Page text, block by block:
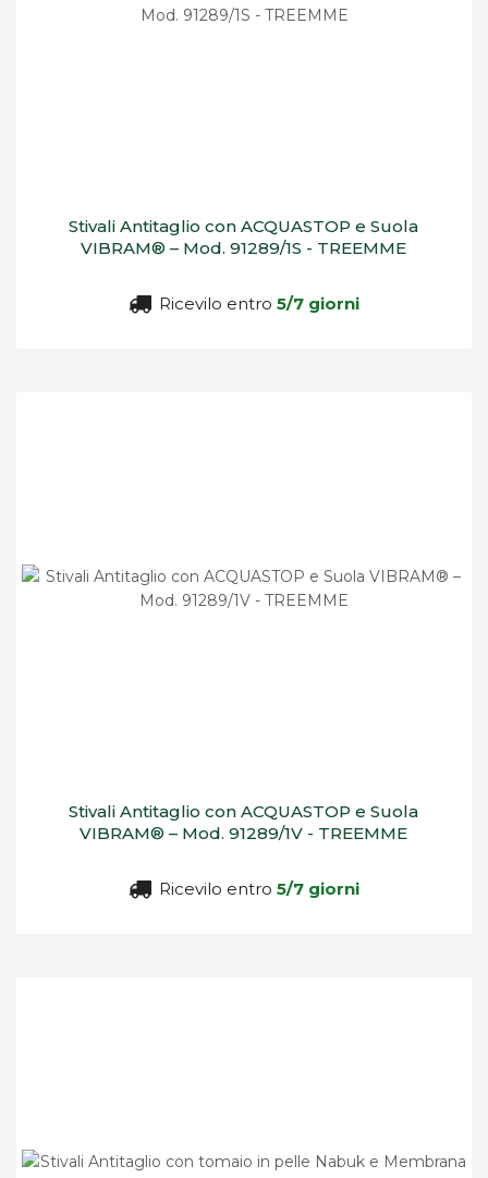
Stivali Antitaglio con ACQUASTOP e Suola
VIBRAM® – Mod. 91289/1S - TREEMME
Ricevilo entro 5/7 giorni
Stivali Antitaglio con ACQUASTOP e Suola
VIBRAM® – Mod. 91289/1V - TREEMME
Ricevilo entro 5/7 giorni